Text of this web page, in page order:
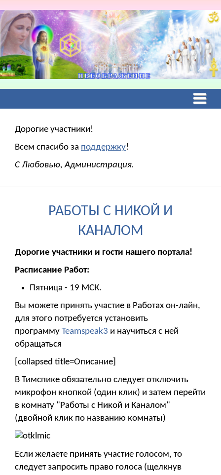
Дорогие участники!
Всем спасибо за поддержку!
С Любовью, Администрация.
РАБОТЫ С НИКОЙ И
КАНАЛОМ
Дорогие участники и гости нашего портала!
Расписание Работ:
Пятница - 19 МСК.
Вы можете принять участие в Работах он-лайн,
для этого потребуется установить
программу Teamspeak3 и научиться с ней
обращаться
[collapsed title=Описание]
В Тимспике обязательно следует отключить
микрофон кнопкой (один клик) и затем перейти
в комнату "Работы с Никой и Каналом"
(двойной клик по названию комнаты)
Если желаете принять участие голосом, то
следует запросить право голоса (щелкнув